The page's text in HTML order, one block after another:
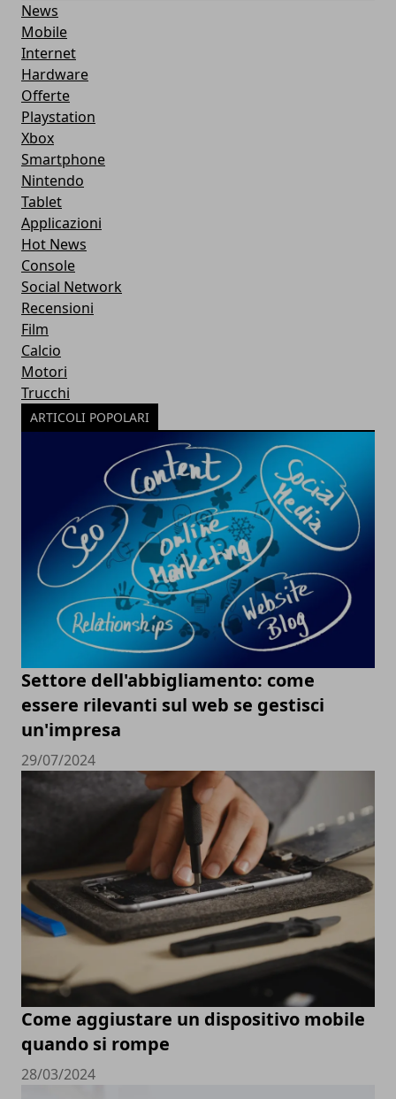
News
Mobile
Internet
Hardware
Offerte
Playstation
Xbox
Smartphone
Nintendo
Tablet
Applicazioni
Hot News
Console
Social Network
Recensioni
Film
Calcio
Motori
Trucchi
ARTICOLI POPOLARI
Settore dell'abbigliamento: come
essere rilevanti sul web se gestisci
un'impresa
29/07/2024
Come aggiustare un dispositivo mobile
quando si rompe
28/03/2024